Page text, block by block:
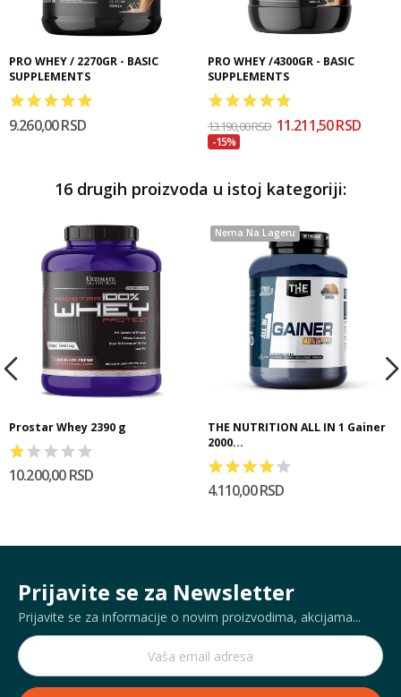
PRO WHEY / 2270GR - BASIC
SUPPLEMENTS
9.260,00 RSD
PRO WHEY /4300GR - BASIC
SUPPLEMENTS
13.190,00 RSD 11.211,50 RSD
-15%
16 drugih proizvoda u istoj kategoriji:
Prostar Whey 2390 g
10.200,00 RSD
Nema Na Lageru
THE NUTRITION ALL IN 1 Gainer
2000...
4.110,00 RSD
Prijavite se za Newsletter
Prijavite se za informacije o novim proizvodima, akcijama...